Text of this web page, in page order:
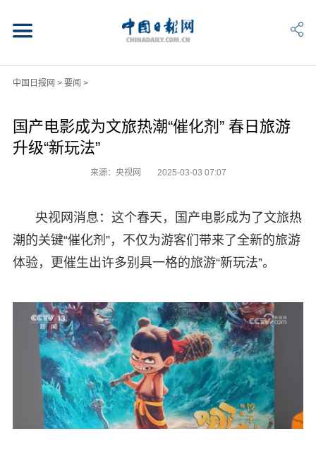
中国日报网 > 要闻 >
国产电影成为文旅热潮“催化剂” 春日旅游
升级“新玩法”
来源：央视网 2025-03-03 07:07
央视网消息：这个春天，国产电影成为了文旅热
潮的关键“催化剂”，不仅为游客们带来了全新的旅游
体验，更催生出许多别具一格的旅游“新玩法”。